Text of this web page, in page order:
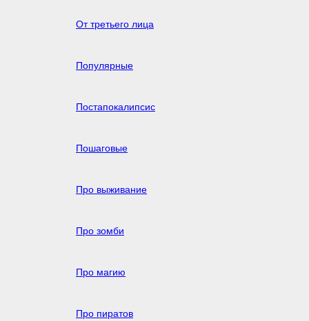
От третьего лица
Популярные
Постапокалипсис
Пошаговые
Про выживание
Про зомби
Про магию
Про пиратов